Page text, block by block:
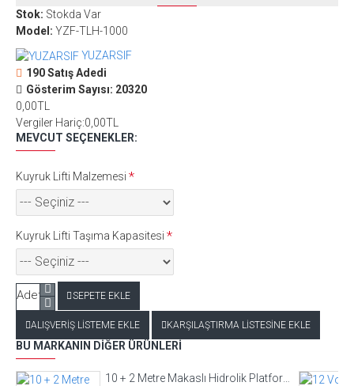
Stok: Stokda Var
Model: YZF-TLH-1000
YUZARSIF
190 Satış Adedi
Gösterim Sayısı: 20320
0,00TL
Vergiler Hariç:0,00TL
MEVCUT SEÇENEKLER:
Kuyruk Lifti Malzemesi
Kuyruk Lifti Taşıma Kapasitesi
Adet SEPETE EKLE
ALIŞVERIŞ LISTEME EKLE KARŞILAŞTIRMA LISTESINE EKLE
BU MARKANIN DIĞER ÜRÜNLERI